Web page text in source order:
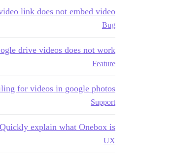
link does not embed video
Bug
drive videos does not work
Feature
for videos in google photos
Support
Quickly explain what Onebox is?
UX